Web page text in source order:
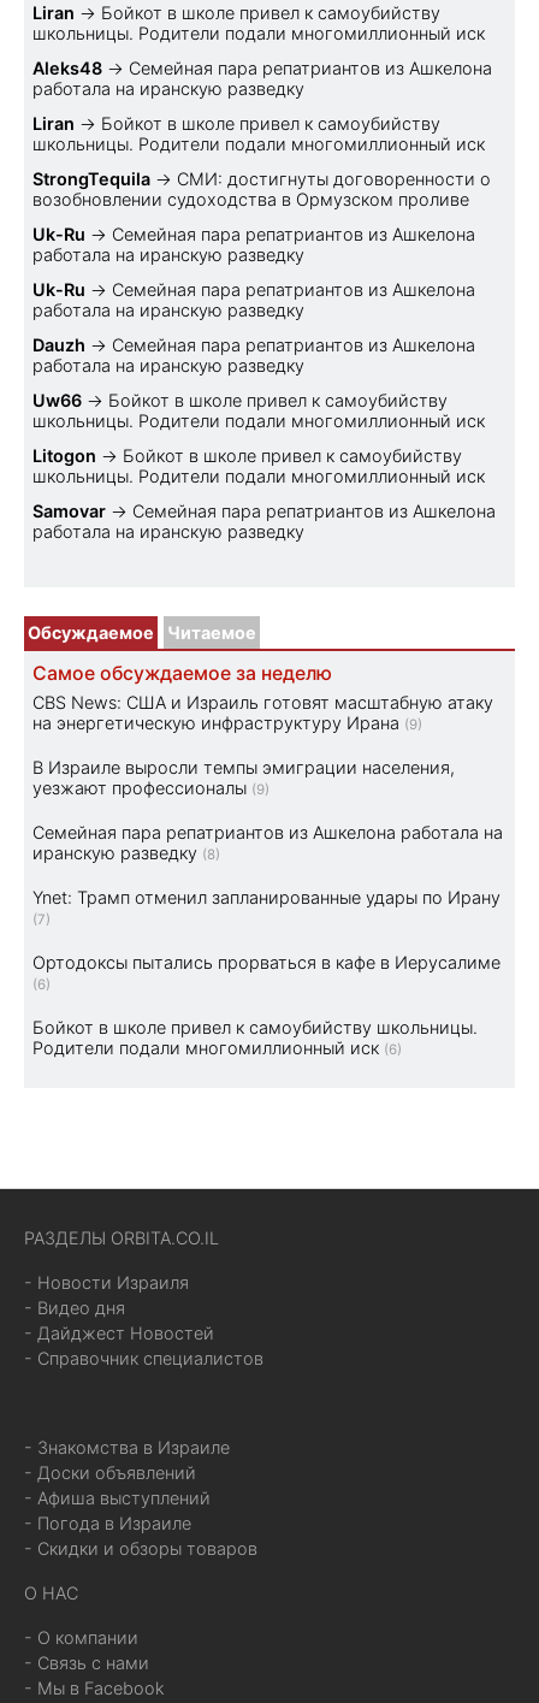
Liran → Бойкот в школе привел к самоубийству
школьницы. Родители подали многомиллионный иск
Aleks48 → Семейная пара репатриантов из Ашкелона
работала на иранскую разведку
Liran → Бойкот в школе привел к самоубийству
школьницы. Родители подали многомиллионный иск
StrongTequila → СМИ: достигнуты договоренности о
возобновлении судоходства в Ормузском проливе
Uk-Ru → Семейная пара репатриантов из Ашкелона
работала на иранскую разведку
Uk-Ru → Семейная пара репатриантов из Ашкелона
работала на иранскую разведку
Dauzh → Семейная пара репатриантов из Ашкелона
работала на иранскую разведку
Uw66 → Бойкот в школе привел к самоубийству
школьницы. Родители подали многомиллионный иск
Litogon → Бойкот в школе привел к самоубийству
школьницы. Родители подали многомиллионный иск
Samovar → Семейная пара репатриантов из Ашкелона
работала на иранскую разведку
Обсуждаемое Читаемое
Самое обсуждаемое за неделю
CBS News: США и Израиль готовят масштабную атаку
на энергетическую инфраструктуру Ирана (9)
В Израиле выросли темпы эмиграции населения,
уезжают профессионалы (9)
Семейная пара репатриантов из Ашкелона работала на
иранскую разведку (8)
Ynet: Трамп отменил запланированные удары по Ирану
(7)
Ортодоксы пытались прорваться в кафе в Иерусалиме
(6)
Бойкот в школе привел к самоубийству школьницы.
Родители подали многомиллионный иск (6)
РАЗДЕЛЫ ORBITA.CO.IL
- Новости Израиля
- Видео дня
- Дайджест Новостей
- Справочник специалистов
- Знакомства в Израиле
- Доски объявлений
- Афиша выступлений
- Погода в Израиле
- Скидки и обзоры товаров
О НАС
- О компании
- Связь с нами
- Мы в Facebook